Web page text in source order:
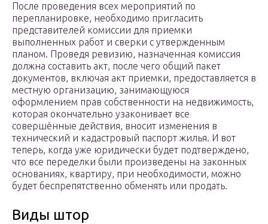
После проведения всех мероприятий по
перепланировке, необходимо пригласить
представителей комиссии для приемки
выполненных работ и сверки с утвержденным
планом. Проведя ревизию, назначенная комиссия
должна составить акт, после чего общий пакет
документов, включая акт приемки, предоставляется в
местную организацию, занимающуюся
оформлением прав собственности на недвижимость,
которая окончательно узаконивает все
совершённые действия, вносит изменения в
технический и кадастровый паспорт жилья. И вот
теперь, когда уже юридически будет подтверждено,
что все переделки были произведены на законных
основаниях, квартиру, при необходимости, можно
будет беспрепятственно обменять или продать.
Виды штор